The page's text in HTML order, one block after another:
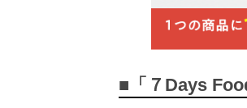
■「７Days